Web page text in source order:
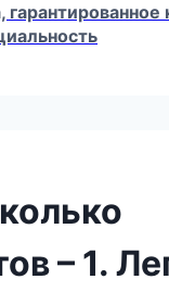
гарантированное
– 1.